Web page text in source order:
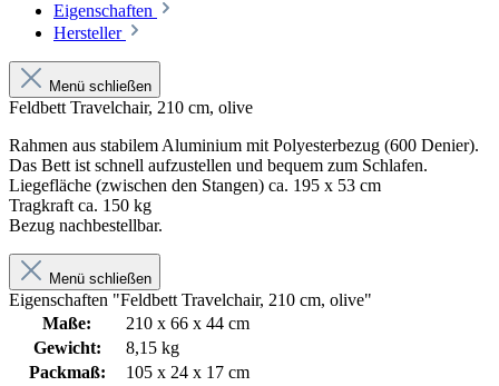
Eigenschaften
Hersteller
Menü schließen
Feldbett Travelchair, 210 cm, olive
Rahmen aus stabilem Aluminium mit Polyesterbezug (600 Denier).
Das Bett ist schnell aufzustellen und bequem zum Schlafen.
Liegefläche (zwischen den Stangen) ca. 195 x 53 cm
Tragkraft ca. 150 kg
Bezug nachbestellbar.
Menü schließen
Eigenschaften "Feldbett Travelchair, 210 cm, olive"
Maße:
210 x 66 x 44 cm
Gewicht:
8,15 kg
Packmaß:
105 x 24 x 17 cm